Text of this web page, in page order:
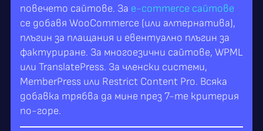
повечето сайтове. За e-commerce сайтове
се добавя WooCommerce (или алтернатива),
плъгин за плащания и евентуално плъгин за
фактуриране. За многоезични сайтове, WPML
или TranslatePress. За членски системи,
MemberPress или Restrict Content Pro. Всяка
добавка трябва да мине през 7-те критерия
по-горе.